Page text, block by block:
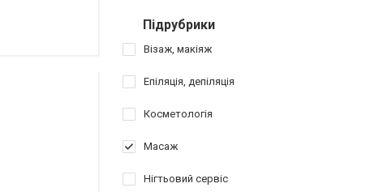
Підрубрики
Візаж, макіяж
Епіляція, депіляція
Косметологія
Масаж
Нігтьовий сервіс